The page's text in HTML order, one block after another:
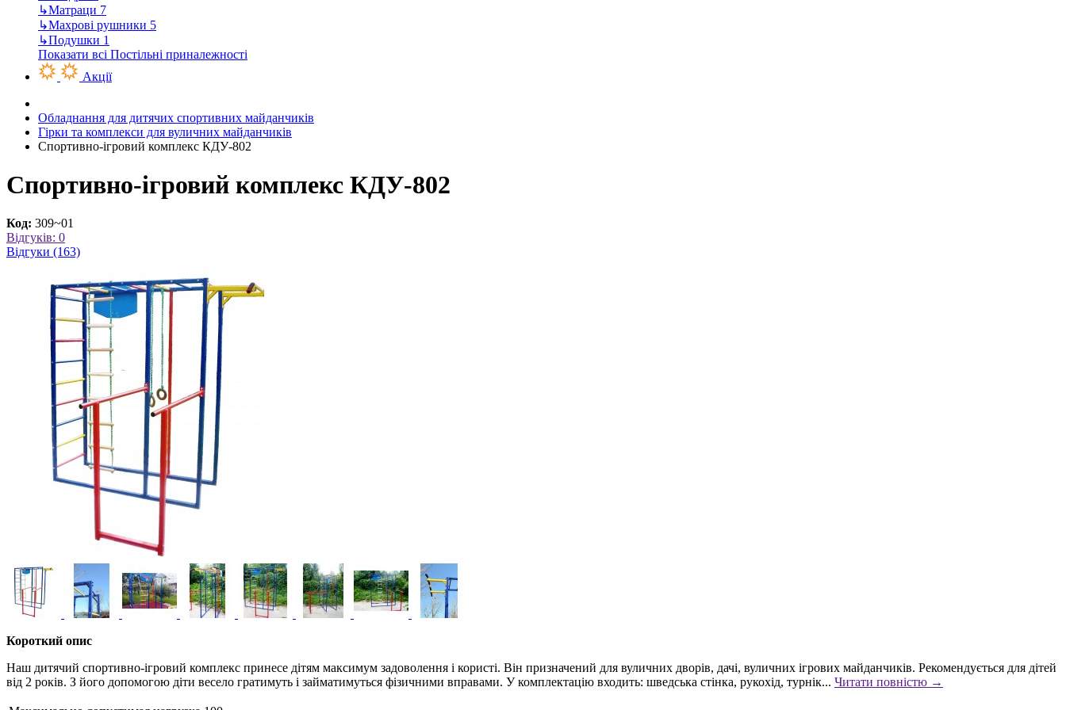
↳Матраци 7
↳Махрові рушники 5
↳Подушки 1
Показати всі Постільні приналежності
Акції
Обладнання для дитячих спортивних майданчиків
Гірки та комплекси для вуличних майданчиків
Спортивно-ігровий комплекс КДУ-802
Спортивно-ігровий комплекс КДУ-802
Код: 309~01
Відгуків: 0
Відгуки (163)
Короткий опис
Наш дитячий спортивно-ігровий комплекс принесе дітям максимум задоволення і користі. Він призначений для вуличних дворів, дачі, вуличних ігрових майданчиків. Рекомендується для дітей
від 2 років. З його допомогою діти весело гратимуть і займатимуться фізичними вправами. У комплектацію входить: шведська стінка, рукохід, турнік... Читати повністю →